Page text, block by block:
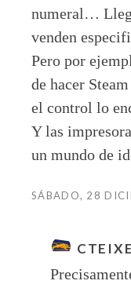
numeral…
venden
Pero por
de hacer
el control lo
Y las
un mundo de
SÁBADO, 28